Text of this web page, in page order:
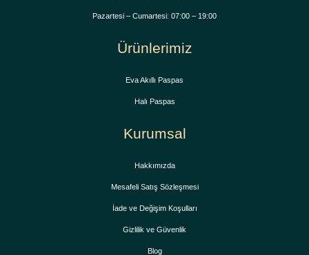
Pazartesi – Cumartesi: 07:00 – 19:00
Ürünlerimiz
Eva Akıllı Paspas
Halı Paspas
Kurumsal
Hakkımızda
Mesafeli Satış Sözleşmesi
İade ve Değişim Koşulları
Gizlilik ve Güvenlik
Blog